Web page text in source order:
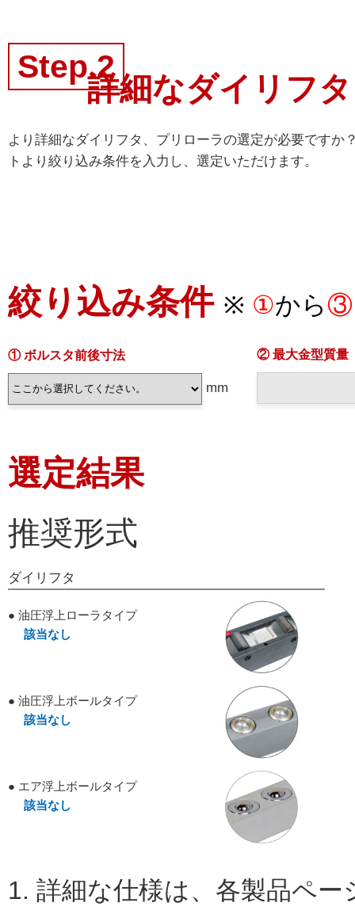
Step.2
詳細なダイリフ
より詳細なダイリフタ、プリローラの選定が必要ですか
トより絞り込み条件を入力し、選定いただけます。
絞り込み条件 ※ ①から③
① ボルスタ前後寸法
mm
② 最大金型質量
選定結果
推奨形式
ダイリフタ
● 油圧浮上ローラタイプ
該当なし
● 油圧浮上ボールタイプ
該当なし
● エア浮上ボールタイプ
該当なし
1. 詳細な仕様は、各製品ペ